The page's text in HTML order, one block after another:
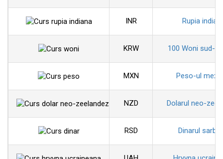
INR Rupia
KRW 100 Woni sud-
MXN Peso-ul
NZD Dolarul neo-
RSD Dinarul